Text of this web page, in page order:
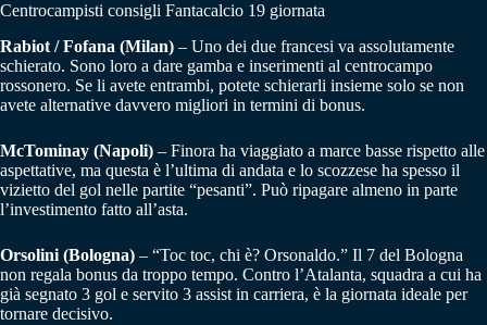
Centrocampisti consigli Fantacalcio 19 giornata
Rabiot / Fofana (Milan) – Uno dei due francesi va assolutamente
schierato. Sono loro a dare gamba e inserimenti al centrocampo
rossonero. Se li avete entrambi, potete schierarli insieme solo se non
avete alternative davvero migliori in termini di bonus.
McTominay (Napoli) – Finora ha viaggiato a marce basse rispetto alle
aspettative, ma questa è l’ultima di andata e lo scozzese ha spesso il
vizietto del gol nelle partite “pesanti”. Può ripagare almeno in parte
l’investimento fatto all’asta.
Orsolini (Bologna) – “Toc toc, chi è? Orsonaldo.” Il 7 del Bologna
non regala bonus da troppo tempo. Contro l’Atalanta, squadra a cui ha
già segnato 3 gol e servito 3 assist in carriera, è la giornata ideale per
tornare decisivo.